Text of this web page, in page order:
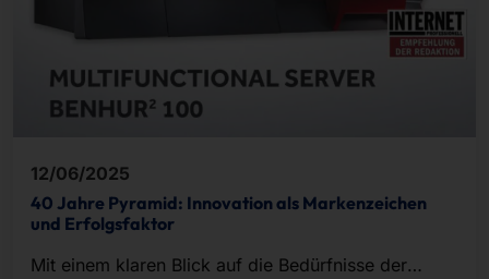
12/06/2025
40 Jahre Pyramid: Innovation als Markenzeichen
und Erfolgsfaktor
Mit einem klaren Blick auf die Bedürfnisse der